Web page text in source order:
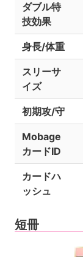
ダブル特
技効果
身長/体重
スリーサ
イズ
初期攻/守
Mobage
カードID
カードハ
ッシュ
短冊